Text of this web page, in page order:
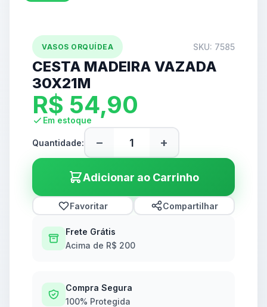
VASOS ORQUÍDEA SKU: 7585
CESTA MADEIRA VAZADA
30X21M
R$ 54,90
Em estoque
Quantidade: − +
Adicionar ao Carrinho
Favoritar Compartilhar
Frete Grátis
Acima de R$ 200
Compra Segura
100% Protegida